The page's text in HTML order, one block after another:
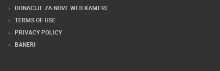
DONACIJE ZA NOVE WEB KAMERE
TERMS OF USE
PRIVACY POLICY
BANERI